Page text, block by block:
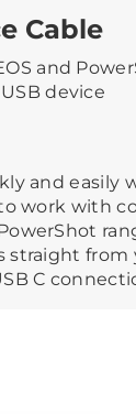
Cable
and
device
and easily
work with
straight from
C